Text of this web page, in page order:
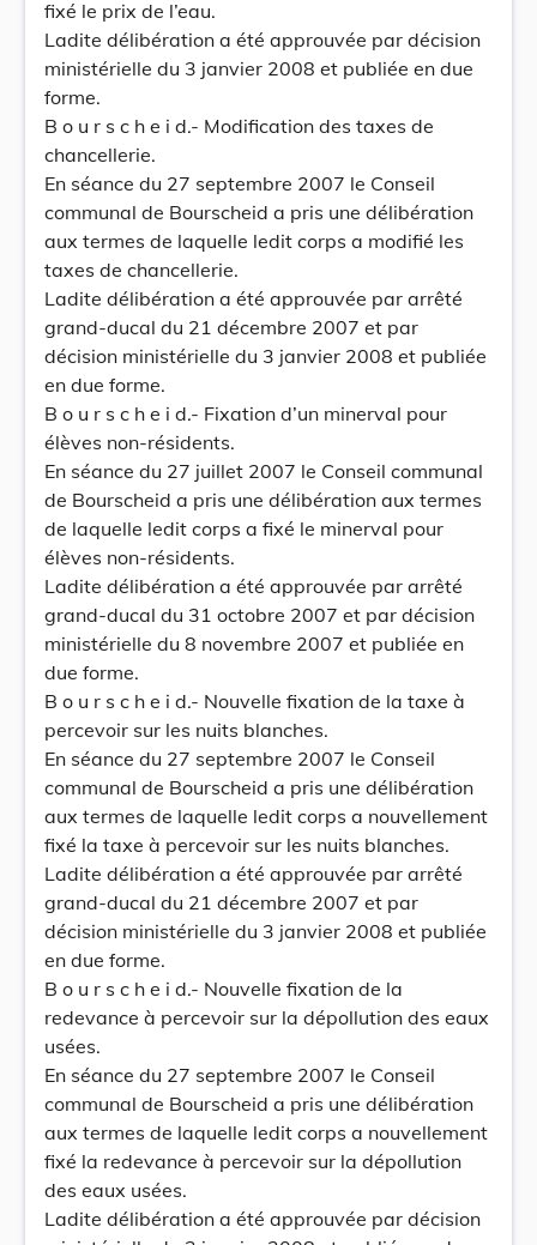
fixé le prix de l’eau.
Ladite délibération a été approuvée par décision
ministérielle du 3 janvier 2008 et publiée en due
forme.
B o u r s c h e i d.- Modification des taxes de
chancellerie.
En séance du 27 septembre 2007 le Conseil
communal de Bourscheid a pris une délibération
aux termes de laquelle ledit corps a modifié les
taxes de chancellerie.
Ladite délibération a été approuvée par arrêté
grand-ducal du 21 décembre 2007 et par
décision ministérielle du 3 janvier 2008 et publiée
en due forme.
B o u r s c h e i d.- Fixation d’un minerval pour
élèves non-résidents.
En séance du 27 juillet 2007 le Conseil communal
de Bourscheid a pris une délibération aux termes
de laquelle ledit corps a fixé le minerval pour
élèves non-résidents.
Ladite délibération a été approuvée par arrêté
grand-ducal du 31 octobre 2007 et par décision
ministérielle du 8 novembre 2007 et publiée en
due forme.
B o u r s c h e i d.- Nouvelle fixation de la taxe à
percevoir sur les nuits blanches.
En séance du 27 septembre 2007 le Conseil
communal de Bourscheid a pris une délibération
aux termes de laquelle ledit corps a nouvellement
fixé la taxe à percevoir sur les nuits blanches.
Ladite délibération a été approuvée par arrêté
grand-ducal du 21 décembre 2007 et par
décision ministérielle du 3 janvier 2008 et publiée
en due forme.
B o u r s c h e i d.- Nouvelle fixation de la
redevance à percevoir sur la dépollution des eaux
usées.
En séance du 27 septembre 2007 le Conseil
communal de Bourscheid a pris une délibération
aux termes de laquelle ledit corps a nouvellement
fixé la redevance à percevoir sur la dépollution
des eaux usées.
Ladite délibération a été approuvée par décision